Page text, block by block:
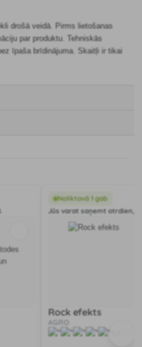
drošā veidā. Pirms lietošanas
par produktu. Tehniskās
īpaša brīdinājuma. Skaitļi ir tikai
Noliktavā 1 gab
Jūs varat saņemt otrdien,
Rock efekts
AGRO